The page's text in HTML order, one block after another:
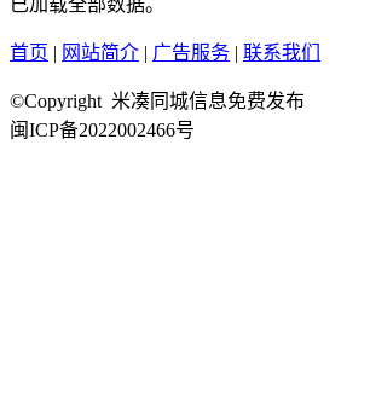
已加载全部数据。
首页 | 网站简介 | 广告服务 | 联系我们
©Copyright 米凑同城信息免费发布
闽ICP备2022002466号